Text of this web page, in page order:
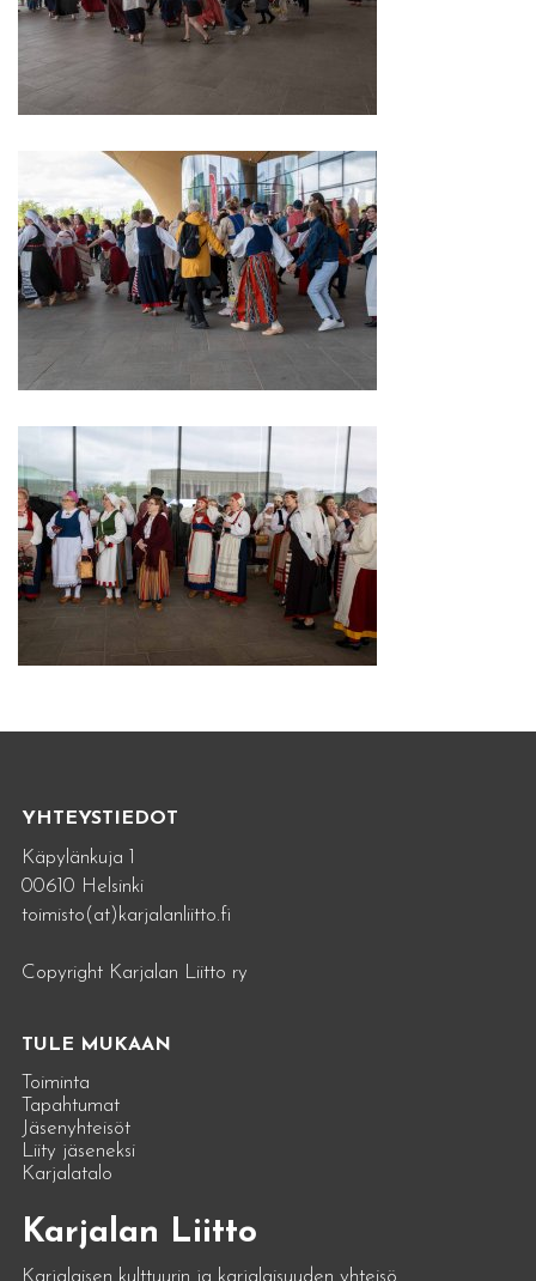
YHTEYSTIEDOT
Käpylänkuja 1
00610 Helsinki
toimisto(at)karjalanliitto.fi
Copyright Karjalan Liitto ry
TULE MUKAAN
Toiminta
Tapahtumat
Jäsenyhteisöt
Liity jäseneksi
Karjalatalo
Karjalan Liitto
Karjalaisen kulttuurin ja karjalaisuuden yhteisö